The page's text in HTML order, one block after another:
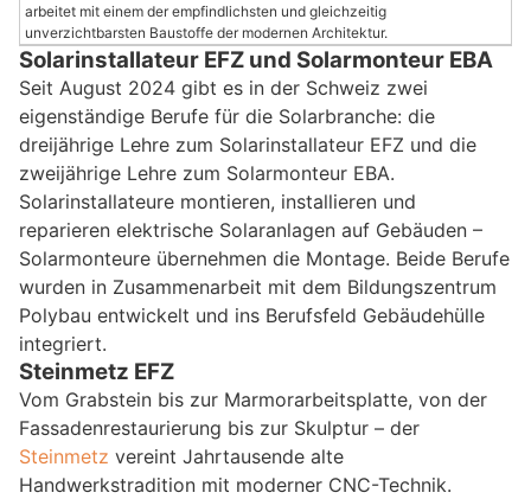
arbeitet mit einem der empfindlichsten und gleichzeitig
unverzichtbarsten Baustoffe der modernen Architektur.
Solarinstallateur EFZ und Solarmonteur EBA
Seit August 2024 gibt es in der Schweiz zwei
eigenständige Berufe für die Solarbranche: die
dreijährige Lehre zum Solarinstallateur EFZ und die
zweijährige Lehre zum Solarmonteur EBA.
Solarinstallateure montieren, installieren und
reparieren elektrische Solaranlagen auf Gebäuden –
Solarmonteure übernehmen die Montage. Beide Berufe
wurden in Zusammenarbeit mit dem Bildungszentrum
Polybau entwickelt und ins Berufsfeld Gebäudehülle
integriert.
Steinmetz EFZ
Vom Grabstein bis zur Marmorarbeitsplatte, von der
Fassadenrestaurierung bis zur Skulptur – der
Steinmetz vereint Jahrtausende alte
Handwerkstradition mit moderner CNC-Technik.